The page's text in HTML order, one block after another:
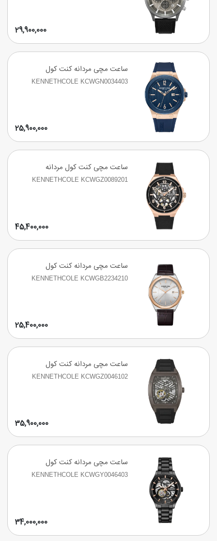
29,900,000
ساعت مچی مردانه کنت کول
KENNETHCOLE KCWGN0034403
25,900,000
ساعت مچی کنت کول مردانه
KENNETHCOLE KCWGZ0089201
45,400,000
ساعت مچی مردانه کنت کول
KENNETHCOLE KCWGB2234210
25,400,000
ساعت مچی مردانه کنت کول
KENNETHCOLE KCWGZ0046102
35,900,000
ساعت مچی مردانه کنت کول
KENNETHCOLE KCWGY0046403
34,000,000